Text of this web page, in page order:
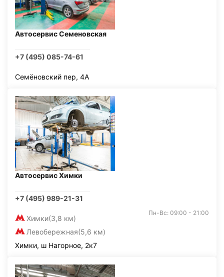
Автосервис Семеновская
+7 (495) 085-74-61
Семёновский пер, 4А
Автосервис Химки
+7 (495) 989-21-31
Химки(3,8 км)
Левобережная(5,6 км)
Пн-Вс: 09:00 - 21:00
Химки, ш Нагорное, 2к7